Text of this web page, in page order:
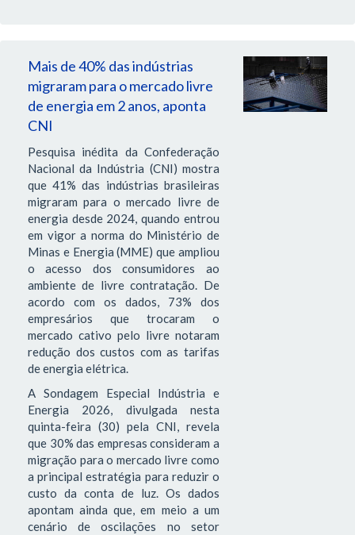
Mais de 40% das indústrias
migraram para o mercado livre
de energia em 2 anos, aponta
CNI
Pesquisa inédita da Confederação
Nacional da Indústria (CNI) mostra
que 41% das indústrias brasileiras
migraram para o mercado livre de
energia desde 2024, quando entrou
em vigor a norma do Ministério de
Minas e Energia (MME) que ampliou
o acesso dos consumidores ao
ambiente de livre contratação. De
acordo com os dados, 73% dos
empresários que trocaram o
mercado cativo pelo livre notaram
redução dos custos com as tarifas
de energia elétrica.
A Sondagem Especial Indústria e
Energia 2026, divulgada nesta
quinta-feira (30) pela CNI, revela
que 30% das empresas consideram a
migração para o mercado livre como
a principal estratégia para reduzir o
custo da conta de luz. Os dados
apontam ainda que, em meio a um
cenário de oscilações no setor